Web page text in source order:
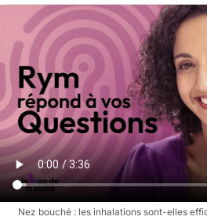
Nez bouché : les inhalations sont-elles